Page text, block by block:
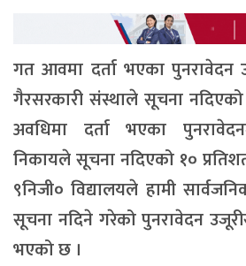
गत आवमा दर्ता भएका पुनरावेदन
गैरसरकारी संस्थाले सूचना
अवधिमा दर्ता भएका
निकायले सूचना नदिएको १०
९निजी० विद्यालयले हामी
सूचना नदिने गरेको पुनरावेदन
भएको छ ।